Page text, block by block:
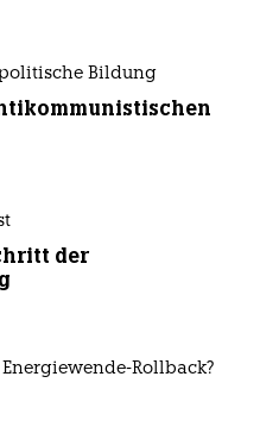
Bildung
der
Rollback?